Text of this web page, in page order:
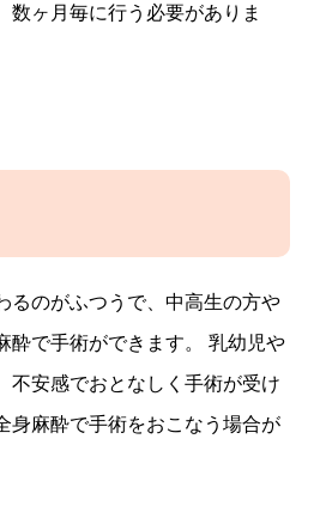
数ヶ月毎に行う必要がありま
るのがふつうで、中高生の方や
酔で手術ができます。 乳幼児や
不安感でおとなしく手術が受け
身麻酔で手術をおこなう場合が